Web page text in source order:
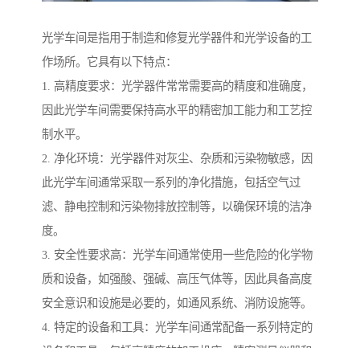
光学车间是指用于制造和修复光学器件和光学设备的工
作场所。它具有以下特点：
1. 高精度要求：光学器件常常需要高的精度和准确度，
因此光学车间需要保持高水平的精密加工能力和工艺控
制水平。
2. 净化环境：光学器件对灰尘、杂质和污染物敏感，因
此光学车间通常采取一系列的净化措施，包括空气过
滤、静电控制和污染物排放控制等，以确保环境的洁净
度。
3. 安全性要求高：光学车间通常使用一些危险的化学物
质和设备，如强酸、强碱、高压气体等，因此具备高度
安全意识和设施是必要的，如通风系统、消防设施等。
4. 特定的设备和工具：光学车间通常配备一系列特定的